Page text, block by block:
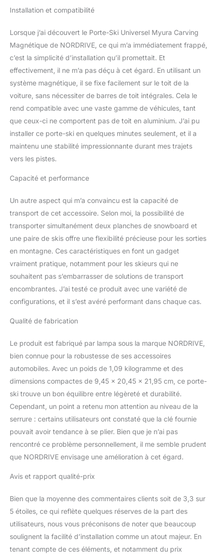
Installation et compatibilité
Lorsque j’ai découvert le Porte-Ski Universel Myura Carving
Magnétique de NORDRIVE, ce qui m’a immédiatement frappé,
c’est la simplicité d’installation qu’il promettait. Et
effectivement, il ne m’a pas déçu à cet égard. En utilisant un
système magnétique, il se fixe facilement sur le toit de la
voiture, sans nécessiter de barres de toit intégrales. Cela le
rend compatible avec une vaste gamme de véhicules, tant
que ceux-ci ne comportent pas de toit en aluminium. J’ai pu
installer ce porte-ski en quelques minutes seulement, et il a
maintenu une stabilité impressionnante durant mes trajets
vers les pistes.
Capacité et performance
Un autre aspect qui m’a convaincu est la capacité de
transport de cet accessoire. Selon moi, la possibilité de
transporter simultanément deux planches de snowboard et
une paire de skis offre une flexibilité précieuse pour les sorties
en montagne. Ces caractéristiques en font un gadget
vraiment pratique, notamment pour les skieurs qui ne
souhaitent pas s’embarrasser de solutions de transport
encombrantes. J’ai testé ce produit avec une variété de
configurations, et il s’est avéré performant dans chaque cas.
Qualité de fabrication
Le produit est fabriqué par lampa sous la marque NORDRIVE,
bien connue pour la robustesse de ses accessoires
automobiles. Avec un poids de 1,09 kilogramme et des
dimensions compactes de 9,45 x 20,45 x 21,95 cm, ce porte-
ski trouve un bon équilibre entre légèreté et durabilité.
Cependant, un point a retenu mon attention au niveau de la
serrure : certains utilisateurs ont constaté que la clé fournie
pouvait avoir tendance à se plier. Bien que je n’ai pas
rencontré ce problème personnellement, il me semble prudent
que NORDRIVE envisage une amélioration à cet égard.
Avis et rapport qualité-prix
Bien que la moyenne des commentaires clients soit de 3,3 sur
5 étoiles, ce qui reflète quelques réserves de la part des
utilisateurs, nous vous préconisons de noter que beaucoup
soulignent la facilité d’installation comme un atout majeur. En
tenant compte de ces éléments, et notamment du prix